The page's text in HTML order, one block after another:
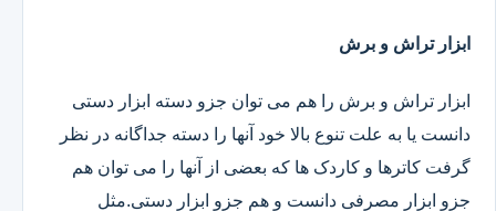
ابزار تراش و برش
ابزار تراش و برش را هم می توان جزو دسته ابزار دستی
دانست یا به علت تنوع بالا خود آنها را دسته جداگانه در نظر
گرفت کاترها و کاردک ها که بعضی از آنها را می توان هم
جزو ابزار مصرفی دانست و هم جزو ابزار دستی.مثل